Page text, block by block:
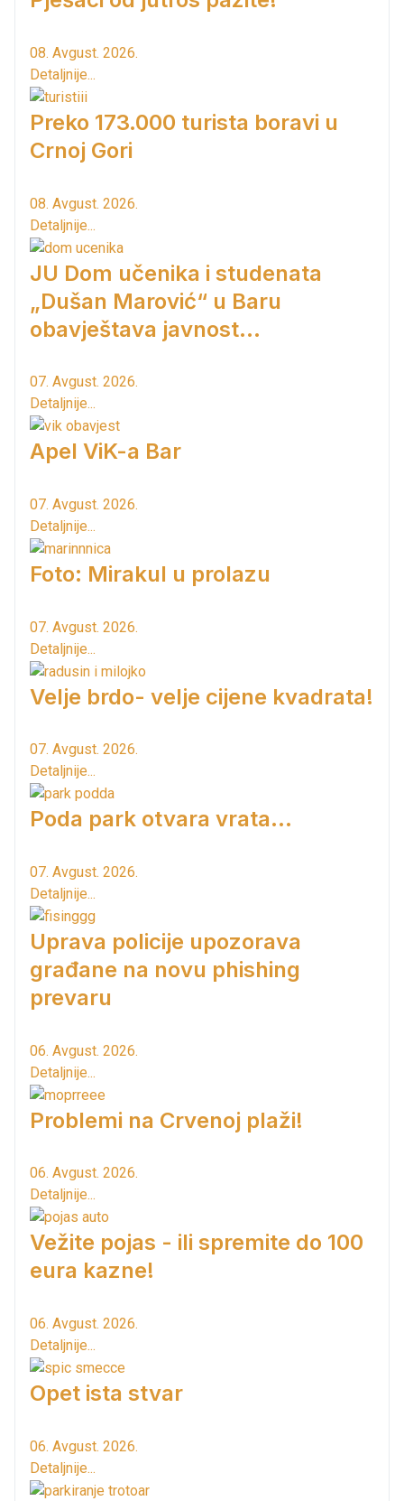
08. Avgust. 2026.
Detaljnije...
Preko 173.000 turista boravi u
Crnoj Gori
08. Avgust. 2026.
Detaljnije...
JU Dom učenika i studenata
„Dušan Marović“ u Baru
obavještava javnost...
07. Avgust. 2026.
Detaljnije...
Apel ViK-a Bar
07. Avgust. 2026.
Detaljnije...
Foto: Mirakul u prolazu
07. Avgust. 2026.
Detaljnije...
Velje brdo- velje cijene kvadrata!
07. Avgust. 2026.
Detaljnije...
Poda park otvara vrata...
07. Avgust. 2026.
Detaljnije...
Uprava policije upozorava
građane na novu phishing
prevaru
06. Avgust. 2026.
Detaljnije...
Problemi na Crvenoj plaži!
06. Avgust. 2026.
Detaljnije...
Vežite pojas - ili spremite do 100
eura kazne!
06. Avgust. 2026.
Detaljnije...
Opet ista stvar
06. Avgust. 2026.
Detaljnije...